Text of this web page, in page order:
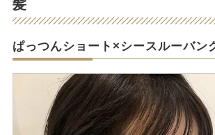
髪
ぱっつんショート×シースルーバン